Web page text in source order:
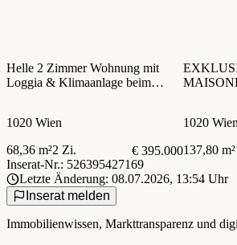
Helle 2 Zimmer Wohnung mit
Loggia & Klimaanlage beim
1020 Wien
68,36 m²2 Zi. € 395.000
1020
137,80 m²
Inserat-Nr.: 526395427169
Letzte Änderung: 08.07.2026, 13:54 Uhr
Inserat melden
Immobilienwissen, Markttransparenz und